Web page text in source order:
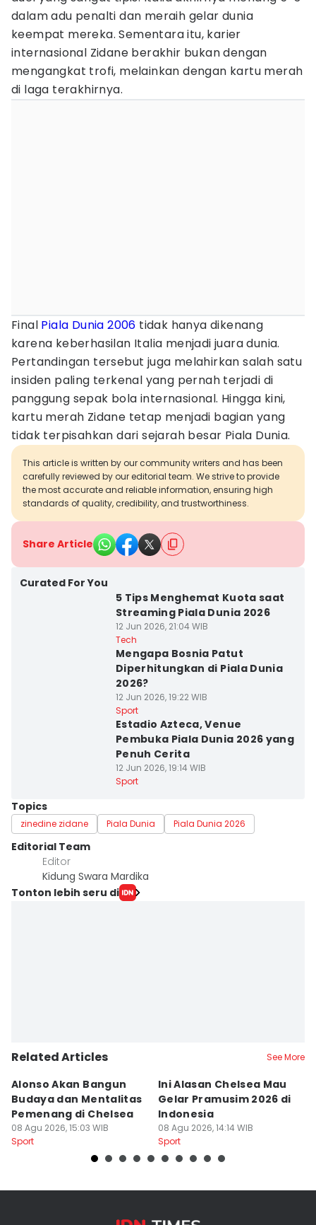
dalam adu penalti dan meraih gelar dunia
keempat mereka. Sementara itu, karier
internasional Zidane berakhir bukan dengan
mengangkat trofi, melainkan dengan kartu merah
di laga terakhirnya.
Final Piala Dunia 2006 tidak hanya dikenang
karena keberhasilan Italia menjadi juara dunia.
Pertandingan tersebut juga melahirkan salah satu
insiden paling terkenal yang pernah terjadi di
panggung sepak bola internasional. Hingga kini,
kartu merah Zidane tetap menjadi bagian yang
tidak terpisahkan dari sejarah besar Piala Dunia.
This article is written by our community writers and has been
carefully reviewed by our editorial team. We strive to provide
the most accurate and reliable information, ensuring high
standards of quality, credibility, and trustworthiness.
Share Article
Curated For You
5 Tips Menghemat Kuota saat
Streaming Piala Dunia 2026
12 Jun 2026, 21:04 WIB
Tech
Mengapa Bosnia Patut
Diperhitungkan di Piala Dunia
2026?
12 Jun 2026, 19:22 WIB
Sport
Estadio Azteca, Venue
Pembuka Piala Dunia 2026 yang
Penuh Cerita
12 Jun 2026, 19:14 WIB
Sport
Topics
zinedine zidane Piala Dunia Piala Dunia 2026
Editorial Team
Editor
Kidung Swara Mardika
Tonton lebih seru di
Related Articles See More
Alonso Akan Bangun
Budaya dan Mentalitas
Pemenang di Chelsea
08 Agu 2026, 15:03 WIB
Sport
Ini Alasan Chelsea Mau
Gelar Pramusim 2026 di
Indonesia
08 Agu 2026, 14:14 WIB
Sport